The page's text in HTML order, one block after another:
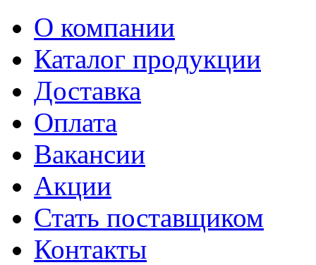
О компании
Каталог продукции
Доставка
Оплата
Вакансии
Акции
Стать поставщиком
Контакты